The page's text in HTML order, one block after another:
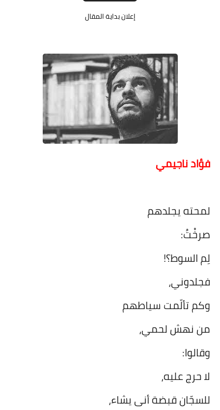
حوارات
شخصيات
ذاكرة كوباني
إعلان بداية المقال
فؤاد ناجيمي
لمحته يجلدهم
صرخْتُ:
لِم السوط؟!
فجلدوني،
وكم تألّمت سياطهم
من نهش لحمي،
وقالوا:
لا حرج عليه،
للسجّان قبضة أنى يشاء،